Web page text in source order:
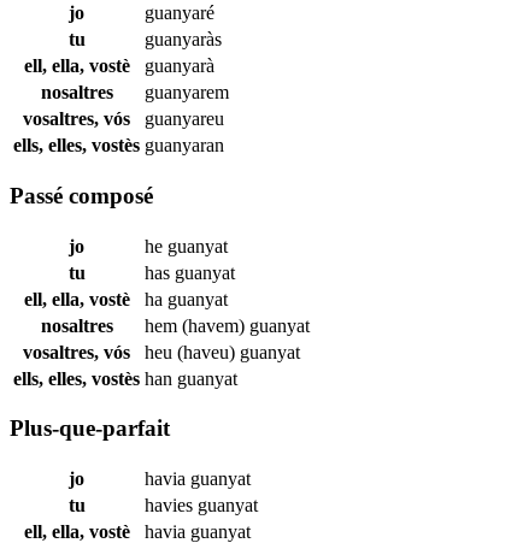
jo
guanyaré
tu
guanyaràs
ell, ella, vostè
guanyarà
nosaltres
guanyarem
vosaltres, vós
guanyareu
ells, elles, vostès guanyaran
Passé composé
jo he guanyat
tu
has guanyat
ell, ella, vostè
ha guanyat
nosaltres
hem (havem) guanyat
vosaltres, vós
heu (haveu) guanyat
ells, elles, vostès han guanyat
Plus-que-parfait
jo havia guanyat
tu
havies guanyat
ell, ella, vostè
havia guanyat